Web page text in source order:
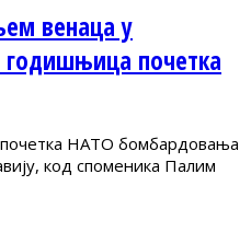
венаца у
почетка
НАТО бомбардовања
код споменика Палим